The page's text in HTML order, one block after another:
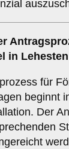
in
für
beginnt
Der